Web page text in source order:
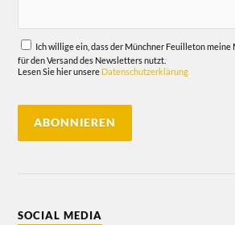
Ich willige ein, dass der Münchner Feuilleton
für den Versand des Newsletters nutzt.
Lesen Sie hier unsere Datenschutzerklärung
SOCIAL MEDIA